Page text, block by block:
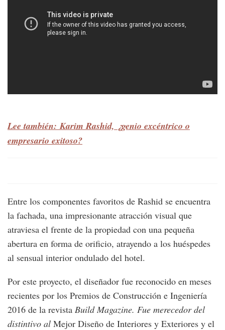
Lee también: Karim Rashid, ¿genio excéntrico o
empresario exitoso?
Entre los componentes favoritos de Rashid se encuentra
la fachada, una impresionante atracción visual que
atraviesa el frente de la propiedad con una pequeña
abertura en forma de orificio, atrayendo a los huéspedes
al sensual interior ondulado del hotel.
Por este proyecto, el diseñador fue reconocido en meses
recientes por los Premios de Construcción e Ingeniería
2016 de la revista Build Magazine. Fue merecedor del
distintivo al Mejor Diseño de Interiores y Exteriores y el